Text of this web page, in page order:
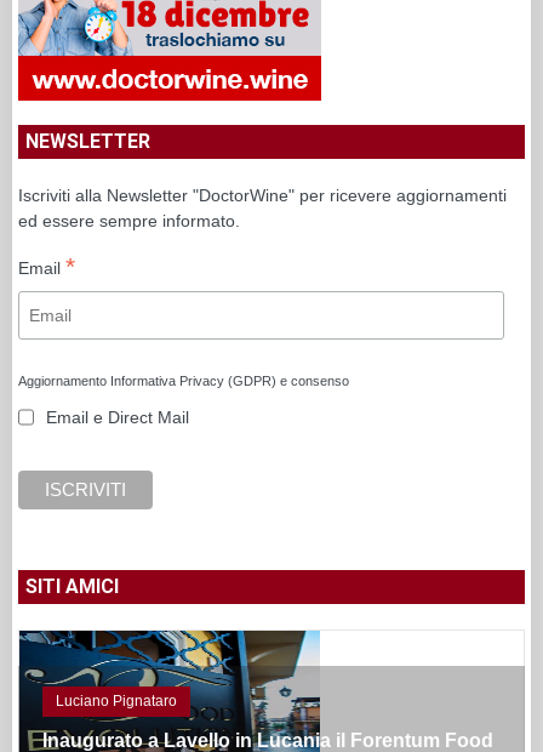
NEWSLETTER
Iscriviti alla Newsletter "DoctorWine" per ricevere aggiornamenti
ed essere sempre informato.
Email *
Aggiornamento Informativa Privacy (GDPR) e consenso
Email e Direct Mail
SITI AMICI
Luciano Pignataro
Inaugurato a Lavello in Lucania il Forentum Food